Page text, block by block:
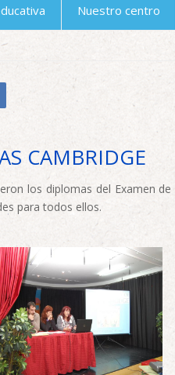
Nuestro centro
CAMBRIDGE
los diplomas del Examen
para todos ellos.